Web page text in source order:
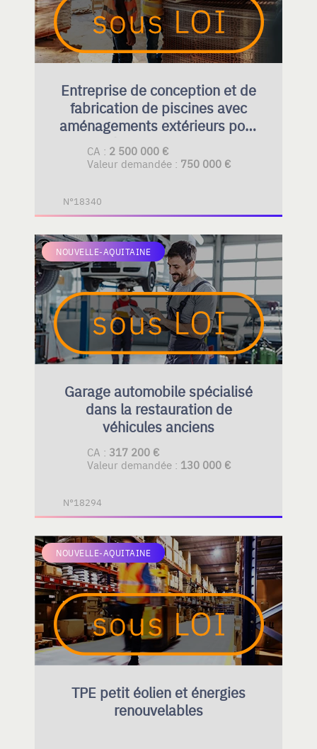
Entreprise de conception et de
fabrication de piscines avec
aménagements extérieurs pour
le bien-être de toute la famille
CA : 2 500 000 €
Valeur demandée : 750 000 €
N°18340
NOUVELLE-AQUITAINE
Garage automobile spécialisé
dans la restauration de
véhicules anciens
CA : 317 200 €
Valeur demandée : 130 000 €
N°18294
NOUVELLE-AQUITAINE
TPE petit éolien et énergies
renouvelables